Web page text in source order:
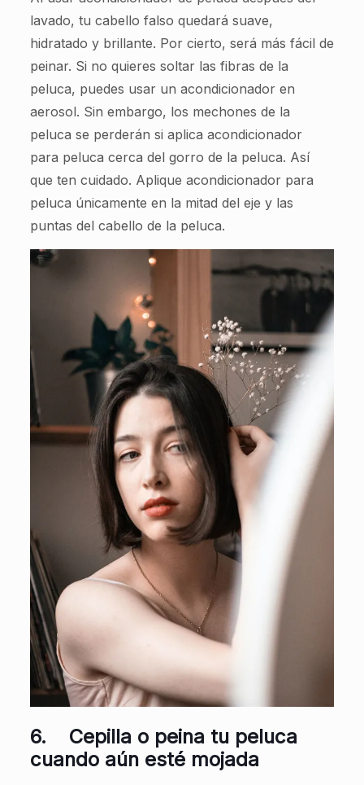
lavado, tu cabello falso quedará suave,
hidratado y brillante. Por cierto, será más fácil de
peinar. Si no quieres soltar las fibras de la
peluca, puedes usar un acondicionador en
aerosol. Sin embargo, los mechones de la
peluca se perderán si aplica acondicionador
para peluca cerca del gorro de la peluca. Así
que ten cuidado. Aplique acondicionador para
peluca únicamente en la mitad del eje y las
puntas del cabello de la peluca.
6. Cepilla o peina tu peluca
cuando aún esté mojada